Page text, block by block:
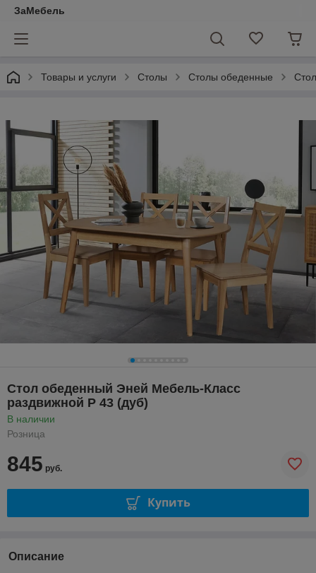
ЗаМебель
Товары и услуги Столы Столы обеденные
Стол обеденный Эней Мебель-Класс
раздвижной Р 43 (дуб)
В наличии
Розница
845 руб.
Купить
Описание